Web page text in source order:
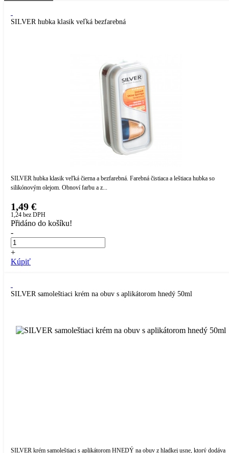
SILVER hubka klasik veľká bezfarebná
SILVER hubka klasik veľká čierna a bezfarebná. Farebná čistiaca a leštiaca hubka so
silikónovým olejom. Obnoví farbu a z...
1,49 €
1,24 bez DPH
Přidáno do košíku!
-
+
Kúpiť
SILVER samoleštiaci krém na obuv s aplikátorom hnedý 50ml
SILVER krém samoleštiaci s aplikátorom HNEDÝ na obuv z hladkej usne, ktorý dodáva